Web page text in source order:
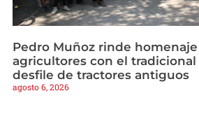
Pedro Muñoz rinde homenaje
agricultores con el
desfile de tractores antiguos
agosto 6, 2026